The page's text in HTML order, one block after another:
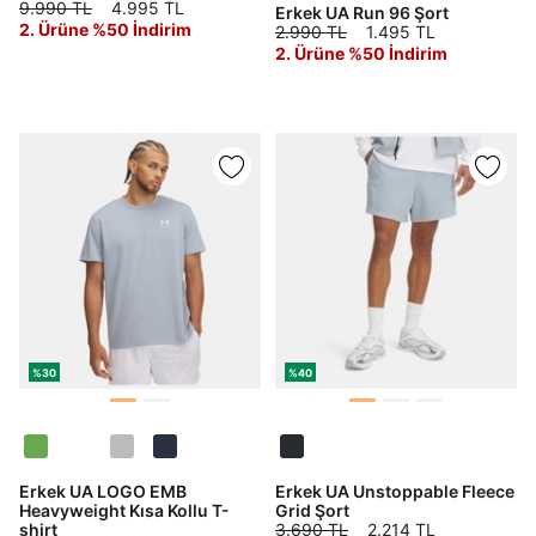
9.990 TL
4.995 TL
2. Ürüne %50 İndirim
Erkek UA Run 96 Şort
2.990 TL
1.495 TL
2. Ürüne %50 İndirim
%30
Erkek UA LOGO EMB
Heavyweight Kısa Kollu T-
shirt
%40
Erkek UA Unstoppable Fleece
Grid Şort
3.690 TL
2.214 TL